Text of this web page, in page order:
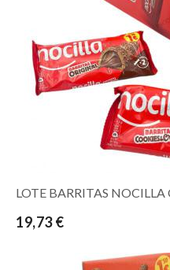
LOTE BARRITAS
19,73 €